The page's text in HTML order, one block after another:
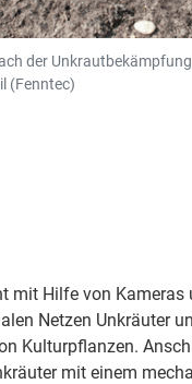
der
(Fenntec)
mit Hilfe von Kameras
Netzen Unkräuter
Kulturpflanzen.
mit einem